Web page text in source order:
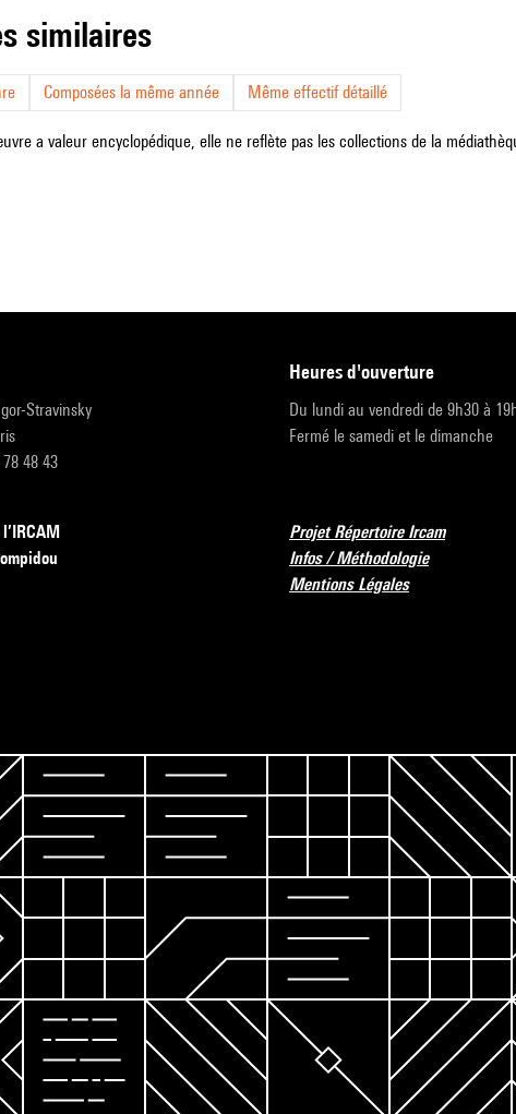
similaires
Composées la même année Même effectif détaillé
a valeur encyclopédique, elle ne reflète pas les collections de la
Stravinsky
48 43
heures d'ouverture
Du lundi au vendredi de 9h30 à
Fermé le samedi et le dimanche
Projet Répertoire Ircam
Infos / Méthodologie
Mentions Légales